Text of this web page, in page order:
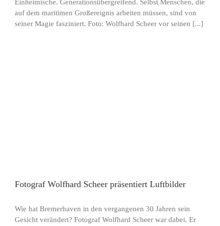
Einheimische. Generationsübergreifend. Selbst Menschen, die
auf dem maritimen Großereignis arbeiten müssen, sind von
seiner Magie fasziniert. Foto: Wolfhard Scheer vor seinen [...]
Fotograf Wolfhard Scheer präsentiert Luftbilder
Wie hat Bremerhaven in den vergangenen 30 Jahren sein
Gesicht verändert? Fotograf Wolfhard Scheer war dabei. Er